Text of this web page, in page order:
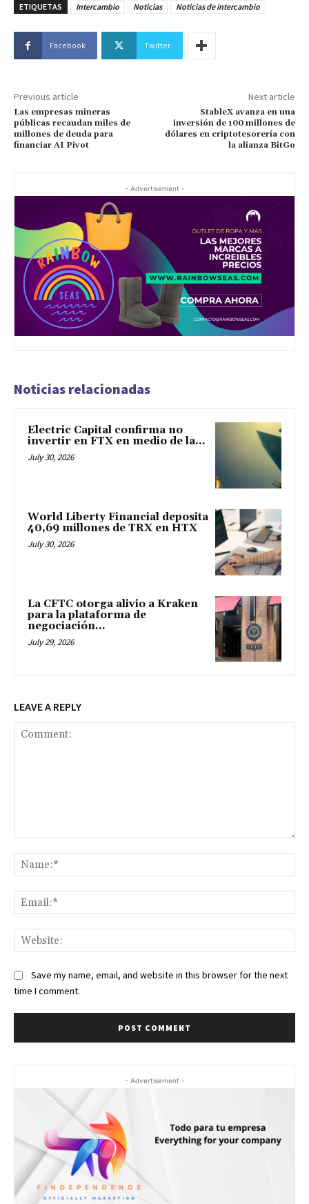
ETIQUETAS Intercambio Noticias Noticias de intercambio
Facebook Twitter
Previous article
Las empresas mineras
públicas recaudan miles de
millones de deuda para
financiar AI Pivot
Next article
StableX avanza en una
inversión de 100 millones de
dólares en criptotesorería con
la alianza BitGo
- Advertisement -
Noticias relacionadas
Electric Capital confirma no
invertir en FTX en medio de la...
July 30, 2026
World Liberty Financial deposita
40,69 millones de TRX en HTX
July 30, 2026
La CFTC otorga alivio a Kraken
para la plataforma de
negociación...
July 29, 2026
LEAVE A REPLY
Save my name, email, and website in this browser for the next
time I comment.
- Advertisement -